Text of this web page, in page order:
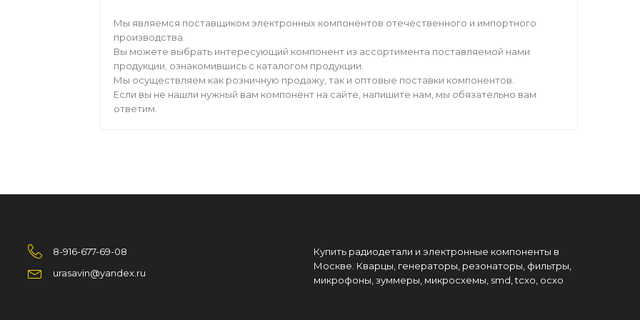
Мы являемся поставщиком электронных компонентов отечественного и импортного
производства.
Вы можете выбрать интересующий компонент из ассортимента поставляемой нами
продукции, ознакомившись с каталогом продукции.
Мы осуществляем как розничную продажу, так и оптовые поставки компонентов.
Если вы не нашли нужный вам компонент на сайте, напишите нам, мы обязательно вам
ответим.
8-916-677-69-08
urasavin@yandex.ru
Купить радиодетали и электронные компоненты в
Москве. Кварцы, генераторы, резонаторы, фильтры,
микрофоны, зуммеры, микросхемы, smd, tcxo, ocxo